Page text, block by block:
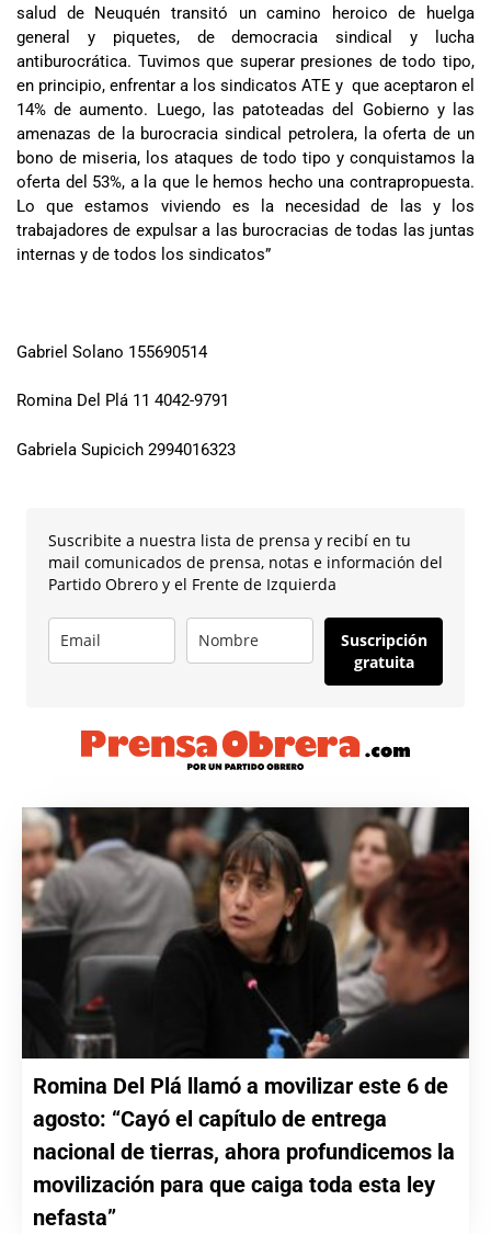
salud de Neuquén transitó un camino heroico de huelga
general y piquetes, de democracia sindical y lucha
antiburocrática. Tuvimos que superar presiones de todo tipo,
en principio, enfrentar a los sindicatos ATE y que aceptaron el
14% de aumento. Luego, las patoteadas del Gobierno y las
amenazas de la burocracia sindical petrolera, la oferta de un
bono de miseria, los ataques de todo tipo y conquistamos la
oferta del 53%, a la que le hemos hecho una contrapropuesta.
Lo que estamos viviendo es la necesidad de las y los
trabajadores de expulsar a las burocracias de todas las juntas
internas y de todos los sindicatos”
Gabriel Solano 155690514
Romina Del Plá 11 4042-9791
Gabriela Supicich 2994016323
Suscribite a nuestra lista de prensa y recibí en tu
mail comunicados de prensa, notas e información del
Partido Obrero y el Frente de Izquierda
Suscripción
gratuita
Romina Del Plá llamó a movilizar este 6 de
agosto: “Cayó el capítulo de entrega
nacional de tierras, ahora profundicemos la
movilización para que caiga toda esta ley
nefasta”